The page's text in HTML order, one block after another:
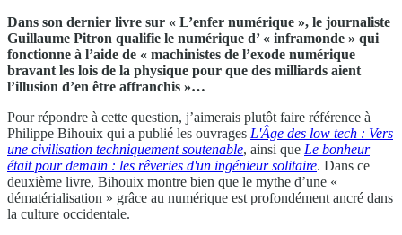
Dans son dernier livre sur « L’enfer numérique », le journaliste
Guillaume Pitron qualifie le numérique d’ « inframonde » qui
fonctionne à l’aide de « machinistes de l’exode numérique
bravant les lois de la physique pour que des milliards aient
l’illusion d’en être affranchis »…
Pour répondre à cette question, j’aimerais plutôt faire référence à
Philippe Bihouix qui a publié les ouvrages L'Âge des low tech : Vers
une civilisation techniquement soutenable, ainsi que Le bonheur
était pour demain : les rêveries d'un ingénieur solitaire. Dans ce
deuxième livre, Bihouix montre bien que le mythe d’une «
dématérialisation » grâce au numérique est profondément ancré dans
la culture occidentale.